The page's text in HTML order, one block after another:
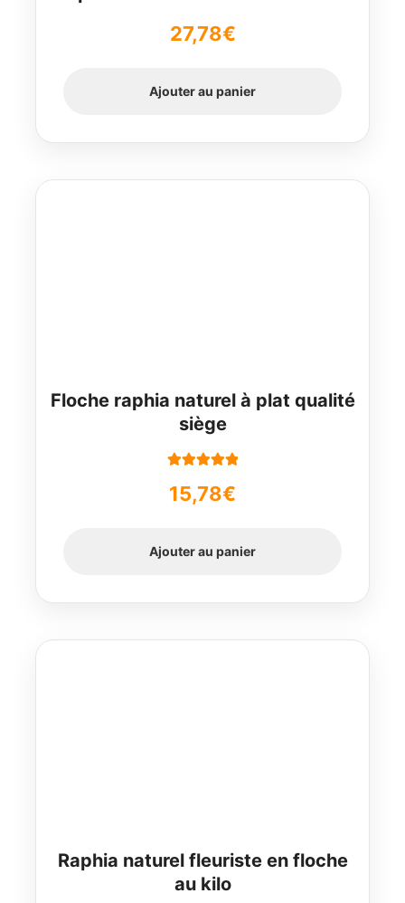
27,78€
Ajouter au panier
Floche raphia naturel à plat qualité
siège
5
15,78€
Ajouter au panier
Raphia naturel fleuriste en floche
au kilo